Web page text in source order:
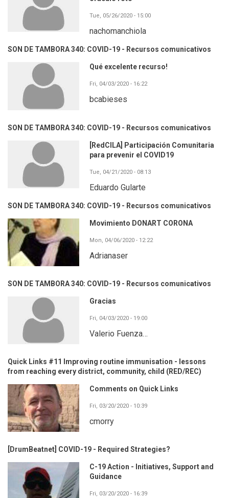
Tue, 05/26/2020 - 15:00
nachomanchiola
SON DE TAMBORA 340: COVID-19 - Recursos comunicativos
Qué excelente recurso!
Fri, 04/03/2020 - 16:22
bcabieses
SON DE TAMBORA 340: COVID-19 - Recursos comunicativos
[RedCILA] Participación Comunitaria
para prevenir el COVID19
Tue, 04/21/2020 - 08:13
Eduardo Gularte
SON DE TAMBORA 340: COVID-19 - Recursos comunicativos
Movimiento DONART CORONA
Mon, 04/06/2020 - 12:22
Adrianaser
SON DE TAMBORA 340: COVID-19 - Recursos comunicativos
Gracias
Fri, 04/03/2020 - 19:00
Valerio Fuenza…
Quick Links #11 Improving routine immunisation - lessons
from reaching every district, community, child (RED/REC)
Comments on Quick Links
Fri, 03/20/2020 - 10:39
cmorry
[DrumBeatnet] COVID-19 - Required Strategies?
C-19 Action - Initiatives, Support and
Guidance
Fri, 03/20/2020 - 16:39